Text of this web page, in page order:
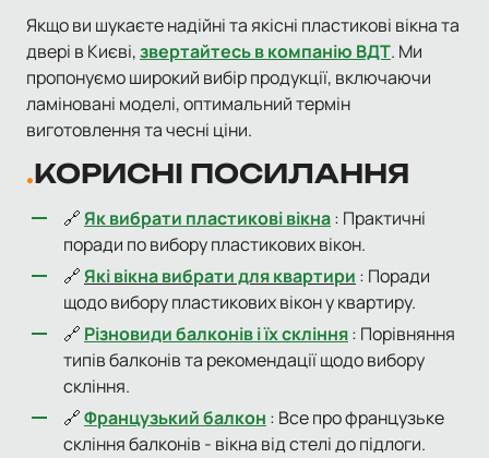
Якщо ви шукаєте надійні та якісні пластикові вікна та
двері в Києві,звертайтесь в компанію ВДТ. Ми
пропонуємо широкий вибір продукції, включаючи
ламіновані моделі, оптимальний термін
виготовлення та чесні ціни.
КОРИСНІ ПОСИЛАННЯ
🔗Як вибрати пластикові вікна: Практичні
поради по вибору пластикових вікон.
🔗Які вікна вибрати для квартири : Поради
щодо вибору пластикових вікон у квартиру.
🔗 Різновиди балконів і їх скління: Порівняння
типів балконів та рекомендації щодо вибору
скління.
🔗Французький балкон : Все про французьке
скління балконів - вікна від стелі до підлоги.